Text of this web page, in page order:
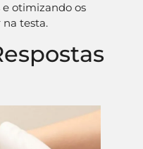
otimizando os
na testa.